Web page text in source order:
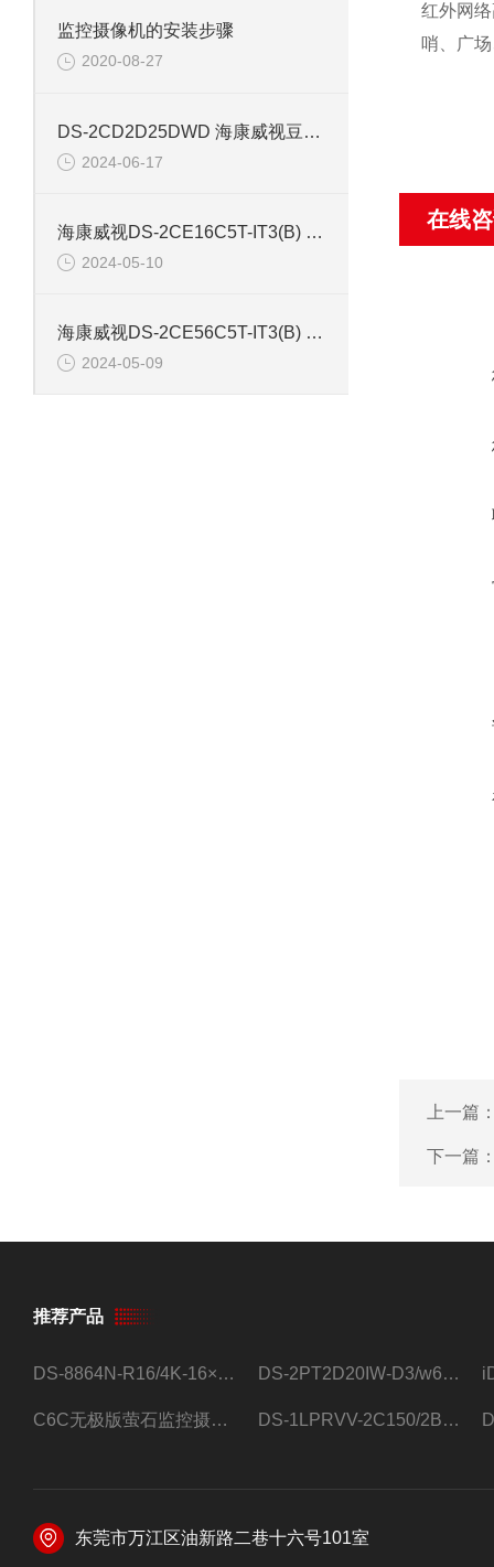
监控摄像机的安装步骤
2020-08-27
DS-2CD2D25DWD 海康威视豆干型小孔摄像机
2024-06-17
海康威视DS-2CE16C5T-IT3(B) 130万红外防水同轴摄像机
2024-05-10
海康威视DS-2CE56C5T-IT3(B) 130万像素红外半球摄像机
2024-05-09
红外网
哨、广
在线
上一篇
下一篇
推荐产品
DS-8864N-R16/4K-16×4T/希捷16盘位录像机 DS-2PT2D20IW-D3/w64路高清硬盘录像机
C6C无极版萤石监控摄像头 DS-1LPRVV-2C150/2B监控室外夜视高清电源线护套线200米/卷
东莞市万江区油新路二巷十六号101室